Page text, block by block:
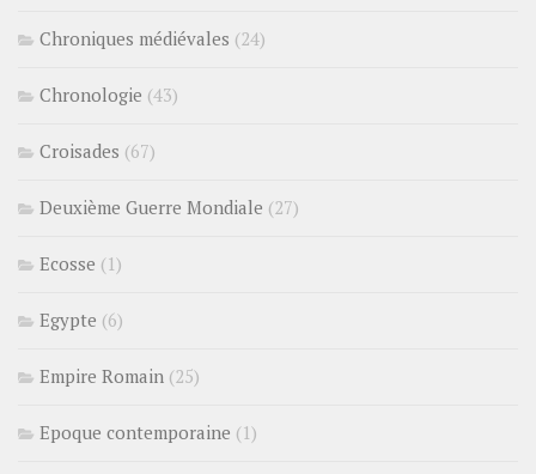
Chroniques médiévales (24)
Chronologie (43)
Croisades (67)
Deuxième Guerre Mondiale (27)
Ecosse (1)
Egypte (6)
Empire Romain (25)
Epoque contemporaine (1)